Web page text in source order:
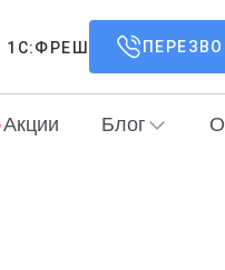
1С:ФРЕШ
Акции Блог